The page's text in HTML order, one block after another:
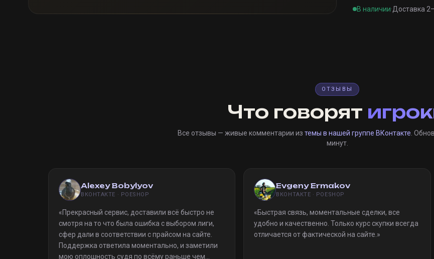
В наличии·Доставка
ОТЗЫВЫ
Что говорят
Все отзывы — живые комментарии из темы в нашей группе ВКонтакте .
минут.
Alexey Bobylyov
ВКОНТАКТЕ · POESHOP
«Прекрасный сервис, доставили всё быстро не
смотря на то что была ошибка с выбором лиги,
сфер дали в соответствии с прайсом на сайте.
Поддержка ответила моментально, и заметили
мою оплошность судя по всёму раньше чем
Evgeny Ermakov
ВКОНТАКТЕ · POESHOP
«Быстрая связь, моментальные сделки, все
удобно и качественно. Только курс скупки всегда
отличается от фактической на сайте. »